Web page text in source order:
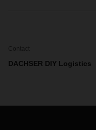
Contact
DACHSER DIY Logistics